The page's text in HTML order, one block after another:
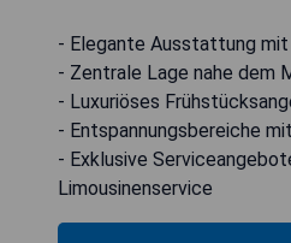
- Elegante Ausstattung
- Zentrale Lage nahe dem
- Luxuriöses
- Entspannungsbereiche
- Exklusive
Limousinenservice